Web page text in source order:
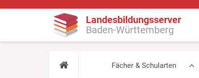
Landesbildungsserver
Baden-Württemberg
Fächer & Schularten